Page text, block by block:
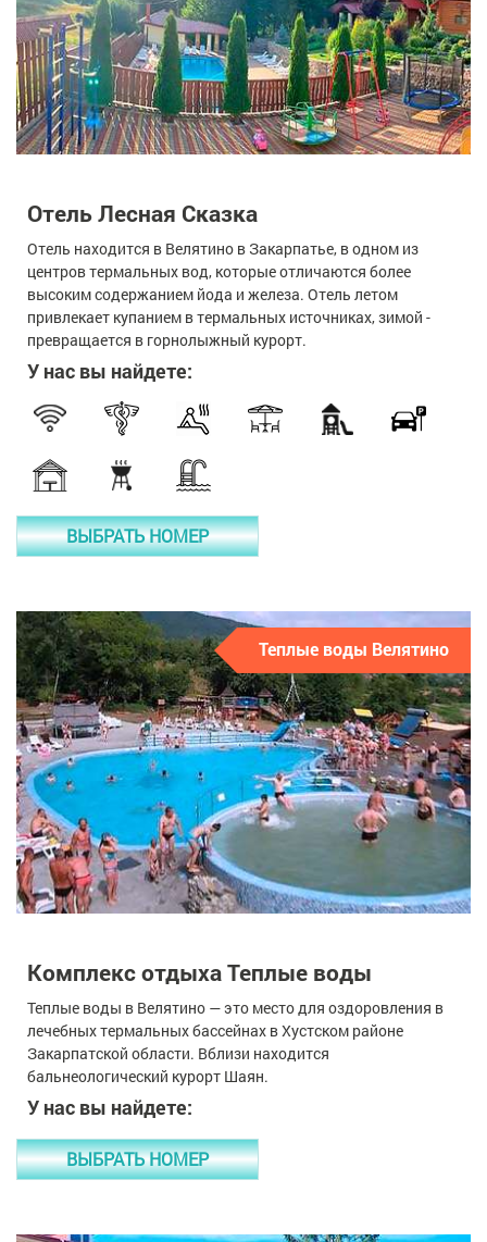
Отель Лесная Сказка
Отель находится в Велятино в Закарпатье, в одном из
центров термальных вод, которые отличаются более
высоким содержанием йода и железа. Отель летом
привлекает купанием в термальных источниках, зимой -
превращается в горнолыжный курорт.
У нас вы найдете:
ВЫБРАТЬ НОМЕР
Теплые воды Велятино
Комплекс отдыха Теплые воды
Теплые воды в Велятино — это место для оздоровления в
лечебных термальных бассейнах в Хустском районе
Закарпатской области. Вблизи находится
бальнеологический курорт Шаян.
У нас вы найдете:
ВЫБРАТЬ НОМЕР